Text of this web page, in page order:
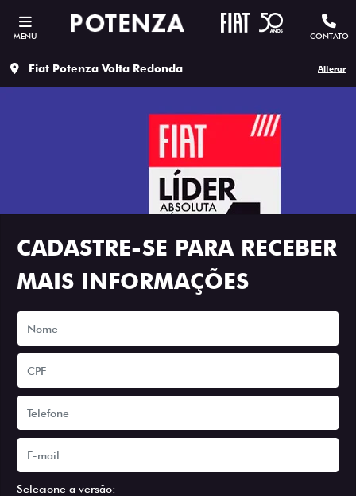
MENU CONTATO
Fiat Potenza Volta Redonda Alterar
CADASTRE-SE PARA RECEBER
MAIS INFORMAÇÕES
Selecione a versão: